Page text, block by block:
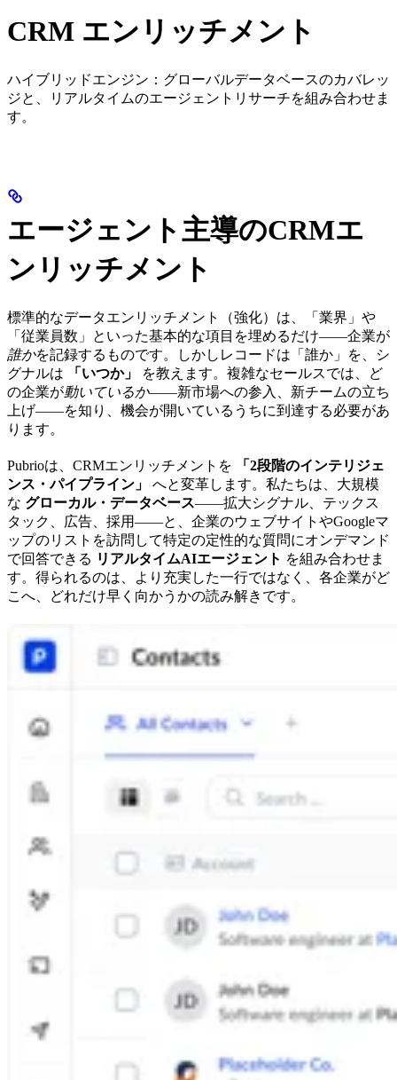
CRM エンリッチメント
ハイブリッドエンジン：グローバルデータベースのカバレッ
ジと、リアルタイムのエージェントリサーチを組み合わせま
す。
エージェント主導のCRMエ
ンリッチメント
標準的なデータエンリッチメント（強化）は、「業界」や
「従業員数」といった基本的な項目を埋めるだけ——企業が
誰かを記録するものです。しかしレコードは「誰か」を、シ
グナルは
「いつか」
を教えます。複雑なセールスでは、ど
の企業が動いているか——新市場への参入、新チームの立ち
上げ——を知り、機会が開いているうちに到達する必要があ
ります。
Pubrioは、CRMエンリッチメントを
「2段階のインテリジェ
ンス・パイプライン」
へと変革します。私たちは、大規模
な グローカル・データベース——拡大シグナル、テックス
タック、広告、採用——と、企業のウェブサイトやGoogleマ
ップのリストを訪問して特定の定性的な質問にオンデマンド
で回答できる リアルタイムAIエージェント を組み合わせま
す。得られるのは、より充実した一行ではなく、各企業がど
こへ、どれだけ早く向かうかの読み解きです。